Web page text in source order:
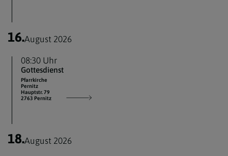
16.August 2026
08:30 Uhr
Gottesdienst
Pfarrkirche
Pernitz
Hauptstr. 79
2763 Pernitz
18.August 2026